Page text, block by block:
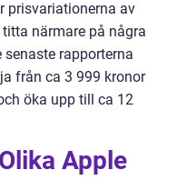
prisvariationerna av
närmare på några
rapporterna
från ca 3 999 kronor
öka upp till ca 12
Apple